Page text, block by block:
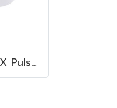
เมาส์เกมส์มิ่ง HyperX Pulsefire Haste 2 Gaming Mouse (USB)